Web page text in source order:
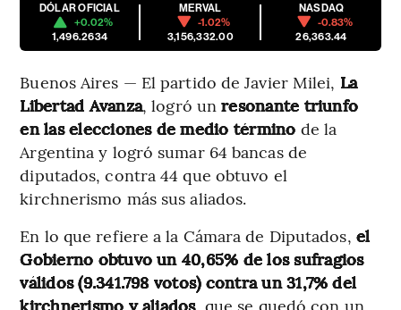
DÓLAR OFICIAL
+0.02%
1,496.2634
MERVAL
-1.02%
3,156,332.00
NASDAQ
-0.83%
26,363.44
Buenos Aires — El partido de Javier Milei, La
Libertad Avanza, logró unresonante triunfo
en las elecciones de medio término de la
Argentina y logró sumar 64 bancas de
diputados, contra 44 que obtuvo el
kirchnerismo más sus aliados.
En lo que refiere a la Cámara de Diputados, el
Gobierno obtuvo un 40,65% de los sufragios
válidos (9.341.798 votos) contra un 31,7% del
kirchnerismo y aliados, que se quedó con un